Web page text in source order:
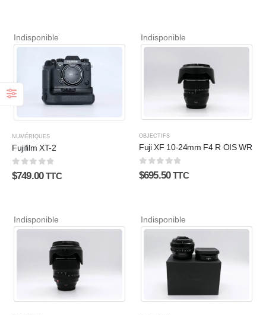
Indisponible
NUMÉRIQUES
Fujifilm XT-2
0sur 5
$749.00 TTC
Indisponible
OBJECTIFS
Fuji XF 10-24mm F4 R OIS WR
0sur 5
$695.50 TTC
Indisponible Indisponible